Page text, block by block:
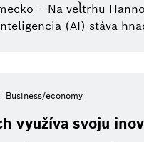
– Na veľtrhu
(AI) stáva
Business/economy
využíva svoju